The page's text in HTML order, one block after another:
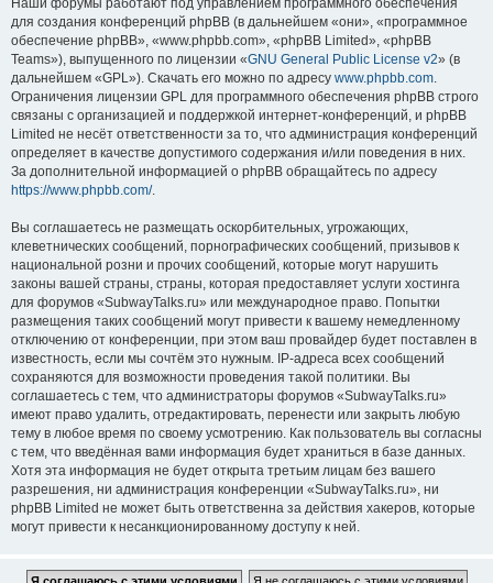
Наши форумы работают под управлением программного обеспечения
для создания конференций phpBB (в дальнейшем «они», «программное
обеспечение phpBB», «www.phpbb.com», «phpBB Limited», «phpBB
Teams»), выпущенного по лицензии «GNU General Public License v2» (в
дальнейшем «GPL»). Скачать его можно по адресу www.phpbb.com.
Ограничения лицензии GPL для программного обеспечения phpBB строго
связаны с организацией и поддержкой интернет-конференций, и phpBB
Limited не несёт ответственности за то, что администрация конференций
определяет в качестве допустимого содержания и/или поведения в них.
За дополнительной информацией о phpBB обращайтесь по адресу
https://www.phpbb.com/.
Вы соглашаетесь не размещать оскорбительных, угрожающих,
клеветнических сообщений, порнографических сообщений, призывов к
национальной розни и прочих сообщений, которые могут нарушить
законы вашей страны, страны, которая предоставляет услуги хостинга
для форумов «SubwayTalks.ru» или международное право. Попытки
размещения таких сообщений могут привести к вашему немедленному
отключению от конференции, при этом ваш провайдер будет поставлен в
известность, если мы сочтём это нужным. IP-адреса всех сообщений
сохраняются для возможности проведения такой политики. Вы
соглашаетесь с тем, что администраторы форумов «SubwayTalks.ru»
имеют право удалить, отредактировать, перенести или закрыть любую
тему в любое время по своему усмотрению. Как пользователь вы согласны
с тем, что введённая вами информация будет храниться в базе данных.
Хотя эта информация не будет открыта третьим лицам без вашего
разрешения, ни администрация конференции «SubwayTalks.ru», ни
phpBB Limited не может быть ответственна за действия хакеров, которые
могут привести к несанкционированному доступу к ней.